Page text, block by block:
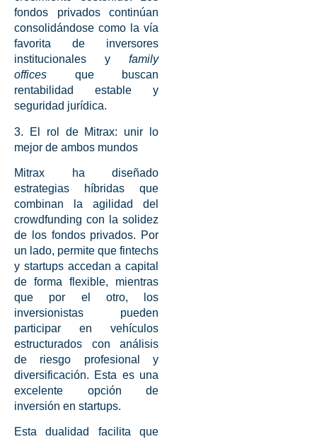
fondos privadoscontinúan
consolidándose como la vía
favorita de inversores
institucionales y family
offices que buscan
rentabilidad estable y
seguridad jurídica.
3. El rol de Mitrax: unir lo
mejor de ambos mundos
Mitrax ha diseñado
estrategias híbridas que
combinan la agilidad del
crowdfunding con la solidez
de los fondos privados. Por
un lado, permite que fintechs
y startupsaccedan a capital
de forma flexible, mientras
que por el otro, los
inversionistas pueden
participar en vehículos
estructurados con análisis
de riesgo profesional y
diversificación. Esta es una
excelente opción de
inversión en startups.
Esta dualidad facilita que